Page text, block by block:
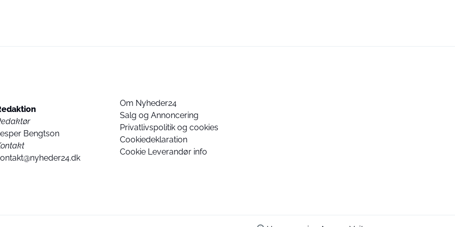
Bengtson
Om Nyheder24
Salg og Annoncering
Privatlivspolitik og cookies
Cookiedeklaration
Cookie Leverandør info